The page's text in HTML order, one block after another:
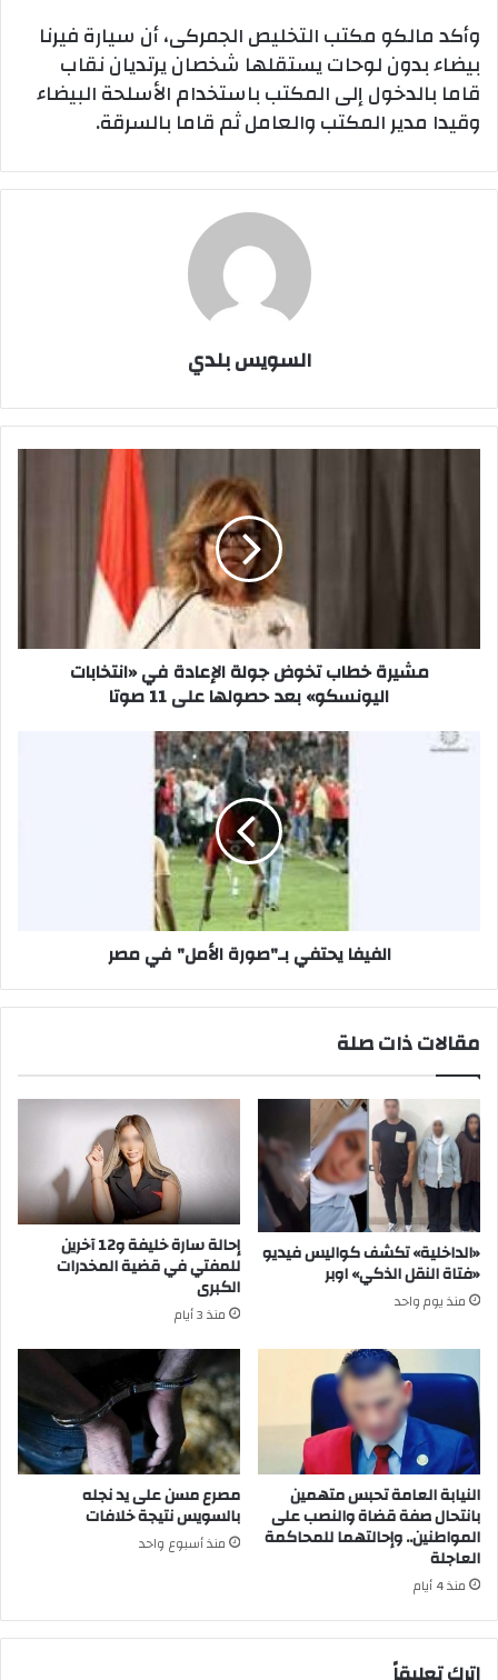
وأكد مالكو مكتب التخليص الجمركى، أن سيارة فيرنا
بيضاء بدون لوحات يستقلها شخصان يرتديان نقاب
قاما بالدخول إلى المكتب باستخدام الأسلحة البيضاء
وقيدا مدير المكتب والعامل ثم قاما بالسرقة.
السويس بلدي
بعد
صوتا
مشيرة خطاب تخوض جولة الإعادة في «انتخابات
اليونسكو» بعد حصولها على 11 صوتا
الفيفا
الفيفا يحتفي بـ"صورة الأمل" في مصر
مقالات ذات صلة
«الداخلية» تكشف كواليس فيديو
«فتاة النقل الذكي» اوبر
منذ يوم واحد
إحالة سارة خليفة و12 آخرين
للمفتي في قضية المخدرات
الكبرى
منذ 3 أيام
النيابة العامة تحبس متهمين
بانتحال صفة قضاة والنصب على
المواطنين.. وإحالتهما للمحاكمة
العاجلة
منذ 4 أيام
مصرع مسن على يد نجله
بالسويس نتيجة خلافات
منذ أسبوع واحد